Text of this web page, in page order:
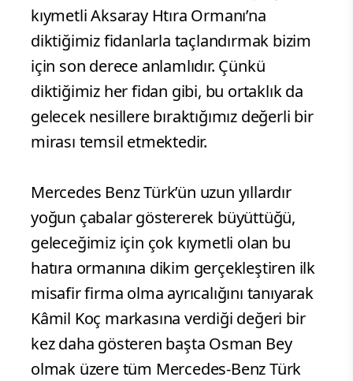
kıymetli Aksaray Htıra Ormanı’na
diktiğimiz fidanlarla taçlandırmak bizim
için son derece anlamlıdır. Çünkü
diktiğimiz her fidan gibi, bu ortaklık da
gelecek nesillere bıraktığımız değerli bir
mirası temsil etmektedir.
Mercedes Benz Türk’ün uzun yıllardır
yoğun çabalar göstererek büyüttüğü,
geleceğimiz için çok kıymetli olan bu
hatıra ormanına dikim gerçekleştiren ilk
misafir firma olma ayrıcalığını tanıyarak
Kâmil Koç markasına verdiği değeri bir
kez daha gösteren başta Osman Bey
olmak üzere tüm Mercedes-Benz Türk